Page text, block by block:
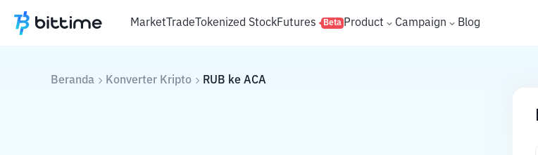
MarketTradeTokenized StockFutures Beta Product Campaign Blog
Beranda Konverter Kripto RUB ke ACA